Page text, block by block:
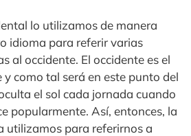
lo utilizamos de manera
idioma para referir varias
al occidente. El occidente es el
como tal será en este punto del
el sol cada jornada cuando
popularmente. Así, entonces, la
utilizamos para referirnos a